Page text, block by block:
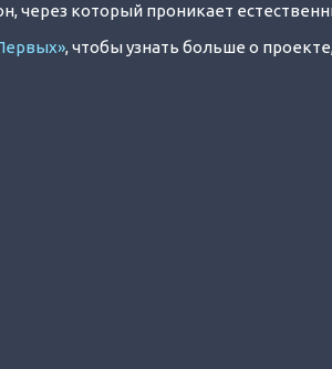
через который проникает
, чтобы узнать больше о